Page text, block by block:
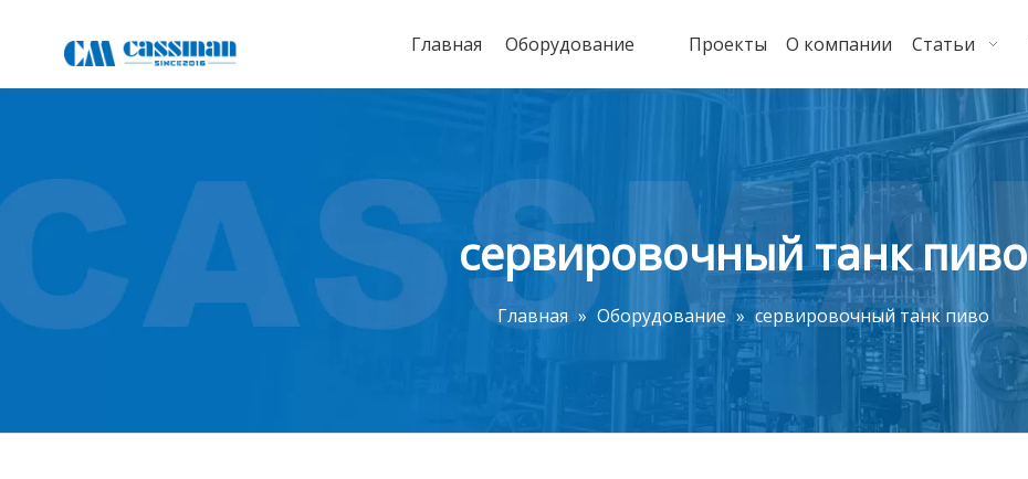
Главная Оборудование Проекты О компании Статьи
сервировочный танк пиво
Главная » Оборудование » сервировочный танк пиво